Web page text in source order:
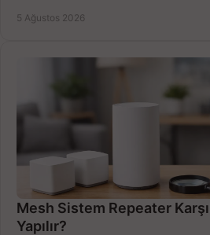
5 Ağustos 2026
Mesh Sistem Repeater
Yapılır?